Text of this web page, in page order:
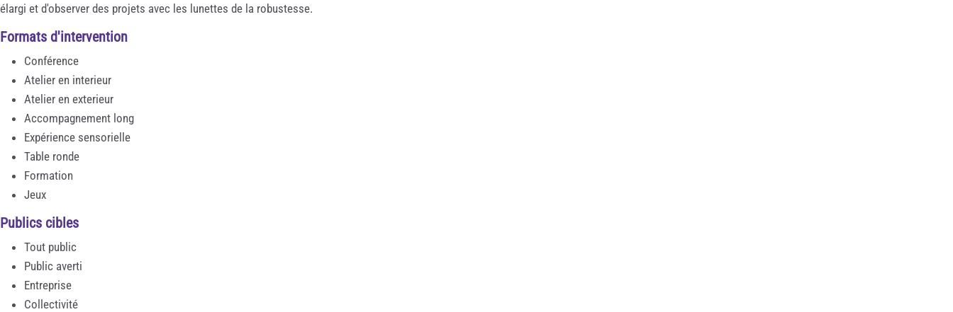
élargi et d'observer des projets avec les lunettes de la robustesse.
Formats d'intervention
Conférence
Atelier en interieur
Atelier en exterieur
Accompagnement long
Expérience sensorielle
Table ronde
Formation
Jeux
Publics cibles
Tout public
Public averti
Entreprise
Collectivité